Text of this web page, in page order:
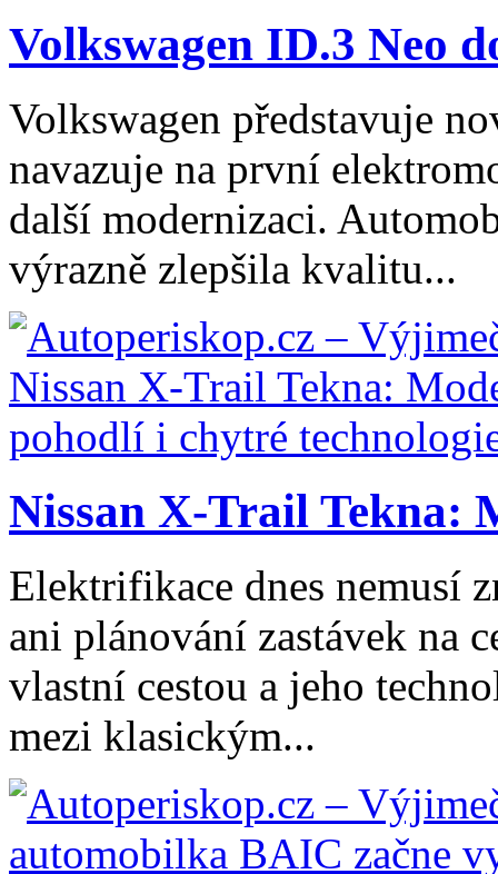
Volkswagen ID.3 Neo
Volkswagen představuje
navazuje na první
další modernizaci.
výrazně zlepšila kvalitu...
Nissan X-Trail Tekna:
Elektrifikace dnes nemusí
ani plánování zastávek na
vlastní cestou a jeho
mezi klasickým...